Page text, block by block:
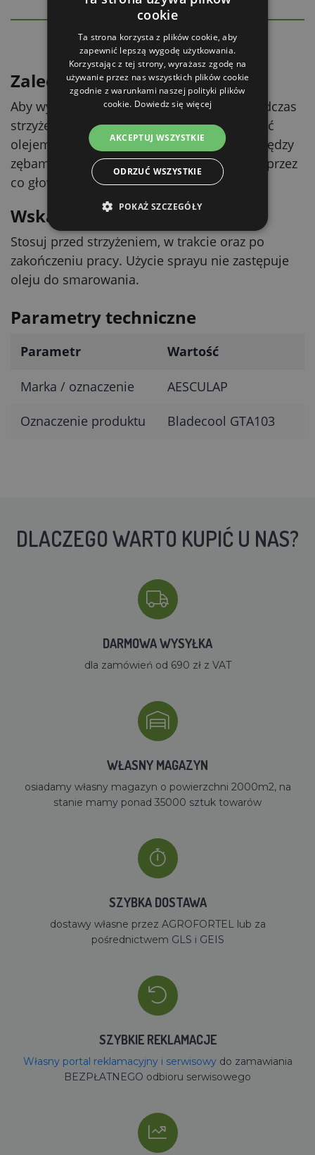
SZCZEGÓŁOWY OPIS
Ukryj
Zalecenie
Aby wydłużyć żywotność głowicy tnącej, podczas
strzyżenia trzeba ją co 3–4 minuty smarować
olejem. Przy zbyt cienkiej warstwie oleju między
zębami dochodzi do tarcia metalu o metal, przez
co głowica bardzo szybko się zużywa.
Wskazówka
Stosuj przed strzyżeniem, w trakcie oraz po
zakończeniu pracy. Użycie sprayu nie zastępuje
oleju do smarowania.
Parametry techniczne
Parametr Wartość
Marka / oznaczenie AESCULAP
Oznaczenie produktu Bladecool GTA103
DLACZEGO WARTO KUPIĆ U NAS?
DARMOWA WYSYŁKA
dla zamówień od 690 zł z VAT
WŁASNY MAGAZYN
osiadamy własny magazyn o powierzchni 2000m2, na
stanie mamy ponad 35000 sztuk towarów
SZYBKA DOSTAWA
dostawy własne przez AGROFORTEL lub za
pośrednictwem GLS i GEIS
SZYBKIE REKLAMACJE
Własny portal reklamacyjny i serwisowydo zamawiania
BEZPŁATNEGO odbioru serwisowego
cookie
Ta strona korzysta z plików cookie, aby
zapewnić lepszą wygodę użytkowania.
Korzystając z tej strony, wyrażasz zgodę na
używanie przez nas wszystkich plików cookie
zgodnie z warunkami naszej polityki plików
cookie. Dowiedz się więcej
AKCEPTUJ WSZYSTKIE
ODRZUĆ WSZYSTKIE
POKAŻ SZCZEGÓŁY